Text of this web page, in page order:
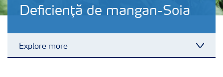
Deficienţă de mangan-Soia
Explore more